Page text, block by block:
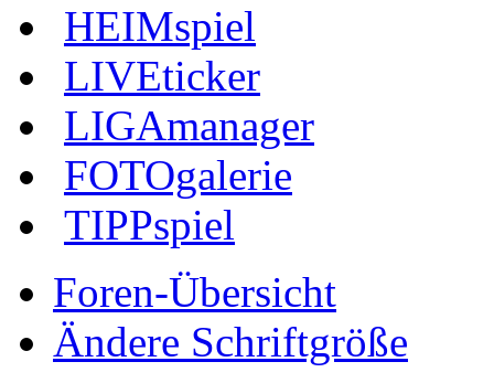
HEIMspiel
LIVEticker
LIGAmanager
FOTOgalerie
TIPPspiel
Foren-Übersicht
Ändere Schriftgröße